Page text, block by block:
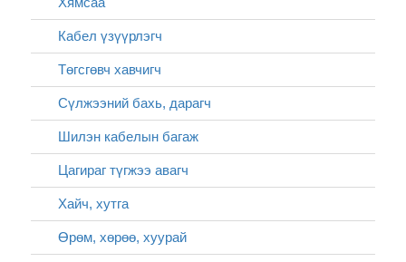
Кабел үзүүрлэгч
Төгсгөвч хавчигч
Сүлжээний бахь, дарагч
Шилэн кабелын багаж
Цагираг түгжээ авагч
Хайч, хутга
Өрөм, хөрөө, хуурай